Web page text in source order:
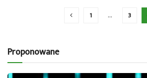
1 … 3
Proponowane